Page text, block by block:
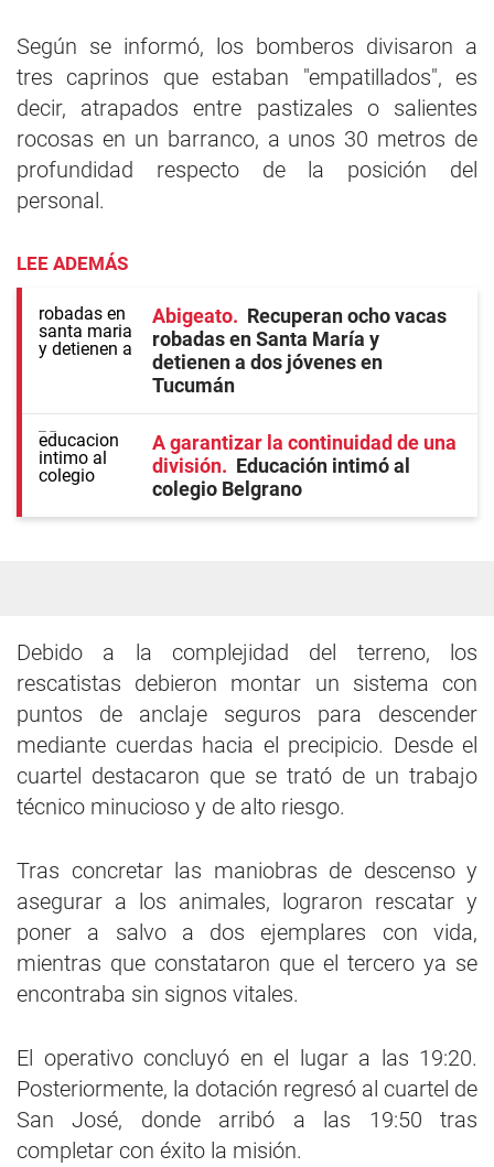
Según se informó, los bomberos divisaron a
tres caprinos que estaban "empatillados", es
decir, atrapados entre pastizales o salientes
rocosas en un barranco, a unos 30 metros de
profundidad respecto de la posición del
personal.
LEE ADEMÁS
Abigeato
Recuperan ocho vacas
robadas en Santa María y
detienen a dos jóvenes en
Tucumán
A garantizar la continuidad de una
división
Educación intimó al
colegio Belgrano
Debido a la complejidad del terreno, los
rescatistas debieron montar un sistema con
puntos de anclaje seguros para descender
mediante cuerdas hacia el precipicio. Desde el
cuartel destacaron que se trató de un trabajo
técnico minucioso y de alto riesgo.
Tras concretar las maniobras de descenso y
asegurar a los animales, lograron rescatar y
poner a salvo a dos ejemplares con vida,
mientras que constataron que el tercero ya se
encontraba sin signos vitales.
El operativo concluyó en el lugar a las 19:20.
Posteriormente, la dotación regresó al cuartel de
San José, donde arribó a las 19:50 tras
completar con éxito la misión.